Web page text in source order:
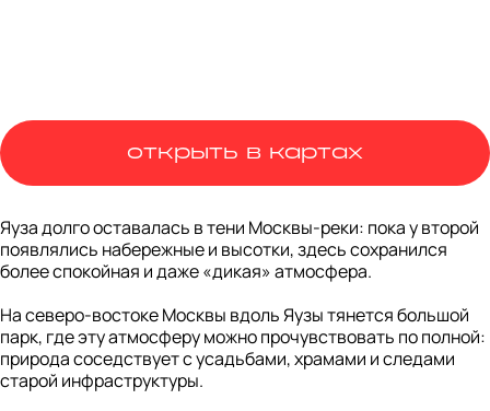
Яуза долго оставалась в тени Москвы-реки: пока у второй
появлялись набережные и высотки, здесь сохранился
более спокойная и даже «дикая» атмосфера.
На северо-востоке Москвы вдоль Яузы тянется большой
парк, где эту атмосферу можно прочувствовать по полной:
природа соседствует с усадьбами, храмами и следами
старой инфраструктуры.
открыть в картах